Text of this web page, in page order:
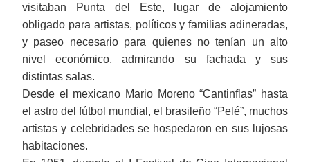
visitaban Punta del Este, lugar de alojamiento
obligado para artistas, políticos y familias adineradas,
y paseo necesario para quienes no tenían un alto
nivel económico, admirando su fachada y sus
distintas salas.
Desde el mexicano Mario Moreno “Cantinflas” hasta
el astro del fútbol mundial, el brasileño “Pelé”, muchos
artistas y celebridades se hospedaron en sus lujosas
habitaciones.